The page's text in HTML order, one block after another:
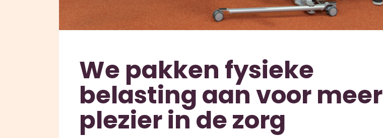
We pakken fysieke
belasting aan voor meer
plezier in de zorg